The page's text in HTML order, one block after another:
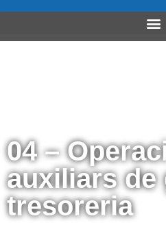
04 –
auxiliars de
tresoreria